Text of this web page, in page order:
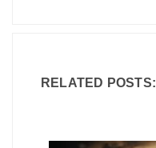
RELATED POSTS: